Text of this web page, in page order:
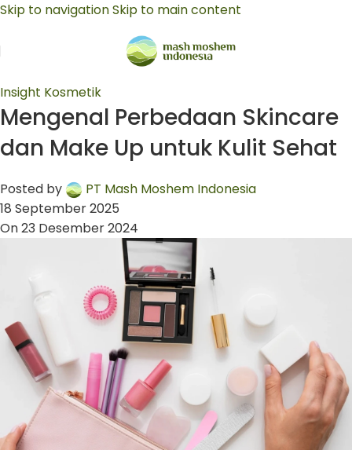
Skip to navigationSkip to main content
Insight Kosmetik
Mengenal Perbedaan Skincare
dan Make Up untuk Kulit Sehat
Posted by
PT Mash Moshem Indonesia
18 September 2025
On 23 Desember 2024